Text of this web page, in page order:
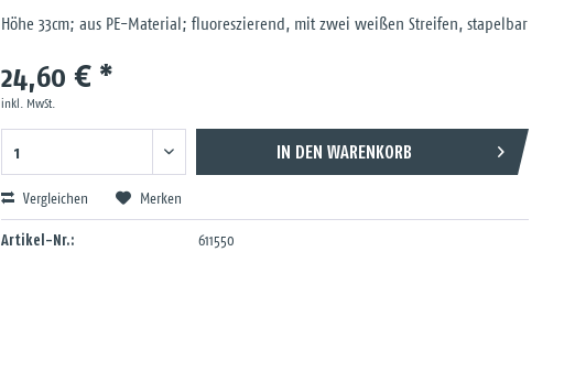
Höhe 33cm; aus PE-Material; fluoreszierend, mit zwei weißen Streifen, stapelbar
24,60 € *
inkl. MwSt.
IN DEN WARENKORB
Vergleichen Merken
Artikel-Nr.: 611550